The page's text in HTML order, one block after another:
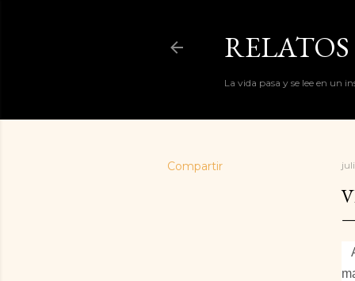
La vida pasa y se lee en un
Compartir